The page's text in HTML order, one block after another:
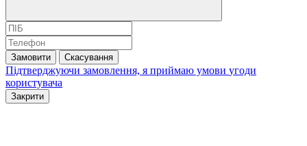
Замовити Скасування
Підтверджуючи замовлення, я приймаю умови угоди
користувача
Закрити